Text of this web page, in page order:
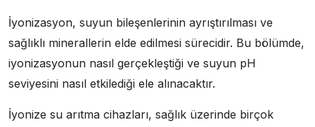
İyonizasyon, suyun bileşenlerinin ayrıştırılması ve
sağlıklı minerallerin elde edilmesi sürecidir. Bu bölümde,
iyonizasyonun nasıl gerçekleştiği ve suyun pH
seviyesini nasıl etkilediği ele alınacaktır.
İyonize su arıtma cihazları, sağlık üzerinde birçok